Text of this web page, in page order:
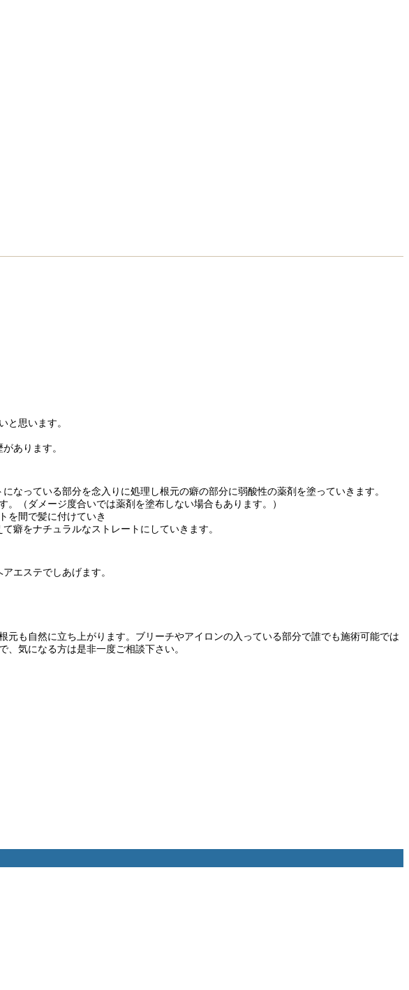
と思います。
あります。
なっている部分を念入りに処理し根元の癖の部分に弱酸性の薬剤を塗っていきます。
（ダメージ度合いでは薬剤を塗布しない場合もあります。）
を間で髪に付けていき
癖をナチュラルなストレートにしていきます。
エステでしあげます。
も自然に立ち上がります。ブリーチやアイロンの入っている部分で誰でも施術可能では
気になる方は是非一度ご相談下さい。